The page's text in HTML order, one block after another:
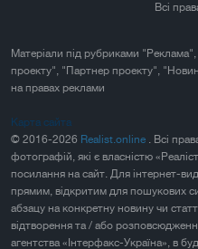
Всі
Матеріали під рубриками
проекту", "Партнер проекту",
на правах реклами
Карта сайта
© 2016-2026 Realist.online . Всі
фотографій, які є власністю
посилання на сайт. Для інтернет-
прямим, відкритим для пошукових
абзацу на конкретну новину чи
відтворення та / або
агентства «Інтерфакс-Україна», в